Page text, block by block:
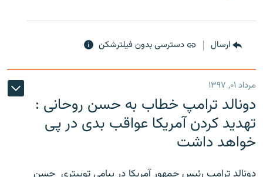
ارسال دسترسی بدون فیلترشکن
مرداد ۰۱, ۱۳۹۷
دونالد ترامپ خطاب به حسن روحانی :
تهدید کردن آمریکا عواقب بدی در پی
خواهد داشت